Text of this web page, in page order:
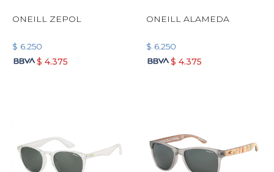
ONEILL ZEPOL
$ 6.250
$ 4.375
ONEILL ALAMEDA
$ 6.250
$ 4.375